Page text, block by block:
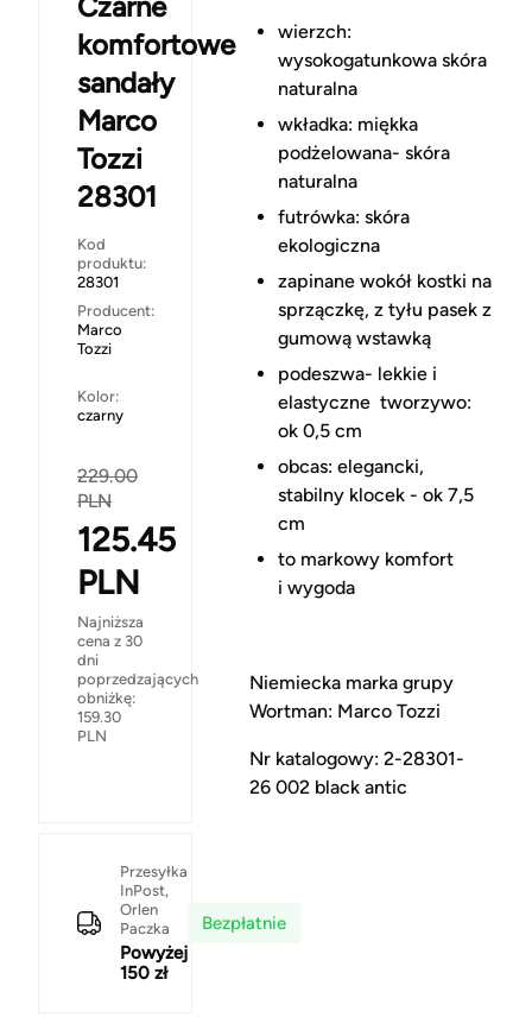
komfortowe
sandały
Marco
Tozzi
28301
Kod
produktu:
28301
Producent:
Marco
Tozzi
Kolor:
czarny
229.00
PLN
125.45
PLN
Najniższa
cena z 30
dni
poprzedzających
obniżkę:
159.30
PLN
Przesyłka
InPost,
Orlen
Paczka
Powyżej
150 zł
Bezpłatnie
wierzch:
wysokogatunkowa skóra
naturalna
wkładka: miękka
podżelowana- skóra
naturalna
futrówka: skóra
ekologiczna
zapinane wokół kostki na
sprzączkę, z tyłu pasek z
gumową wstawką
podeszwa- lekkie i
elastyczne tworzywo:
ok 0,5 cm
obcas: elegancki,
stabilny klocek - ok 7,5
cm
to markowy komfort
i wygoda
Niemiecka marka grupy
Wortman: Marco Tozzi
Nr katalogowy: 2-28301-
26 002 black antic